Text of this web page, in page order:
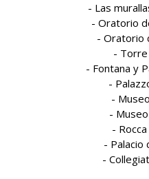
- Las
- Oratorio
- Oratorio
- Torre
- Fontana y
-
-
-
-
- Palacio
-